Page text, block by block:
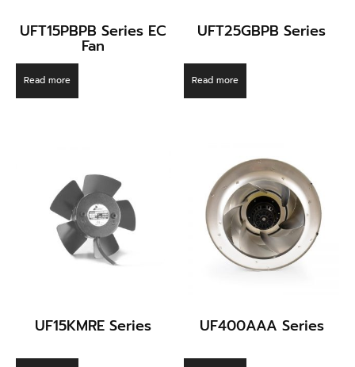
UFT15PBPB Series EC
Fan
Read more
UFT25GBPB Series
Read more
UF15KMRE Series UF400AAA Series